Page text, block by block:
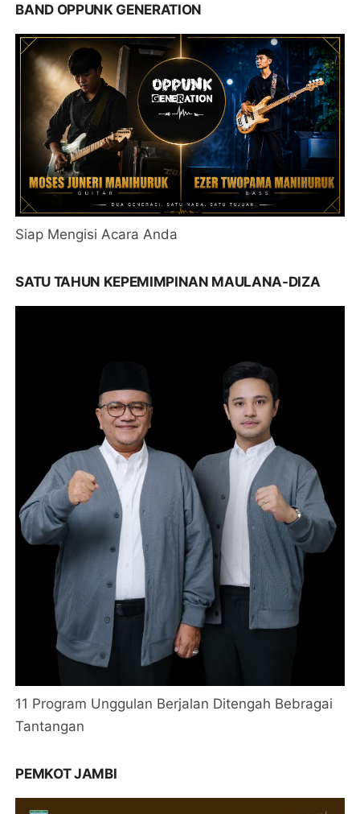
BAND OPPUNK GENERATION
Siap Mengisi Acara Anda
SATU TAHUN KEPEMIMPINAN MAULANA-DIZA
11 Program Unggulan Berjalan Ditengah Bebragai
Tantangan
PEMKOT JAMBI